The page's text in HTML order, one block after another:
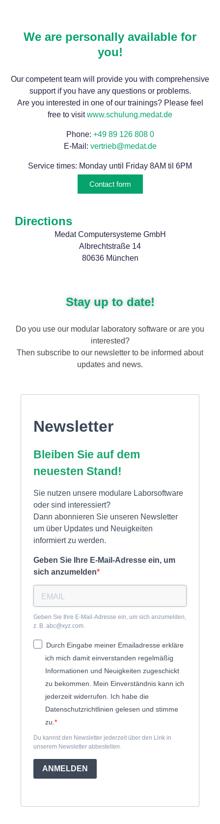
We are personally available for
you!
Our competent team will provide you with comprehensive
support if you have any questions or problems.
Are you interested in one of our trainings? Please feel
free to visitwww.schulung.medat.de
Phone: +49 89 126 808 0
E-Mail: vertrieb@medat.de
Service times: Monday until Friday 8AM til 6PM
Contact form
Directions
Medat Computersysteme GmbH
Albrechtstraße 14
80636 München
Stay up to date!
Do you use our modular laboratory software or are you
interested?
Then subscribe to our newsletter to be informed about
updates and news.
Newsletter
Bleiben Sie auf dem
neuesten Stand!
Sie nutzen unsere modulare Laborsoftware
oder sind interessiert?
Dann abonnieren Sie unseren Newsletter
um über Updates und Neuigkeiten
informiert zu werden.
Geben Sie Ihre E-Mail-Adresse ein, um
sich anzumelden
Geben Sie Ihre E-Mail-Adresse ein, um sich anzumelden,
z. B. abc@xyz.com.
Durch Eingabe meiner Emailadresse erkläre
ich mich damit einverstanden regelmäßig
Informationen und Neuigkeiten zugeschickt
zu bekommen. Mein Einverständnis kann ich
jederzeit widerrufen. Ich habe die
Datenschutzrichtlinien gelesen und stimme
zu.
Du kannst den Newsletter jederzeit über den Link in
unserem Newsletter abbestellen.
ANMELDEN